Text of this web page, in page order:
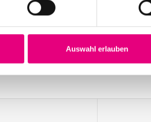
Auswahl erlauben